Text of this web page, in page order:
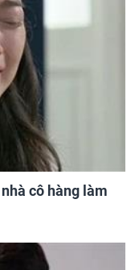
cô hàng làm